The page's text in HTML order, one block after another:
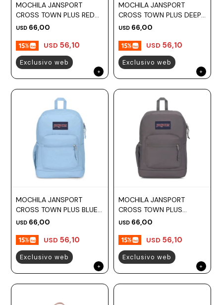
MOCHILA JANSPORT
CROSS TOWN PLUS RED
TAPE
USD 66,00
USD 56,10
Exclusivo web
MOCHILA JANSPORT
CROSS TOWN PLUS DEEP
JUNIPER
USD 66,00
USD 56,10
Exclusivo web
MOCHILA JANSPORT
CROSS TOWN PLUS BLUE
DUSK
USD 66,00
USD 56,10
Exclusivo web
MOCHILA JANSPORT
CROSS TOWN PLUS
GRAPHITE GREY
USD 66,00
USD 56,10
Exclusivo web